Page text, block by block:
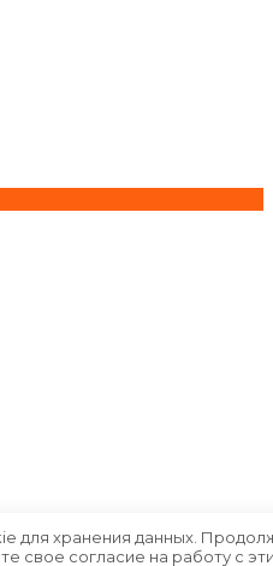
для хранения данных.
свое согласие на работу с